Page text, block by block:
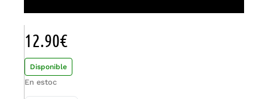
12.90€
Disponible
En estoc